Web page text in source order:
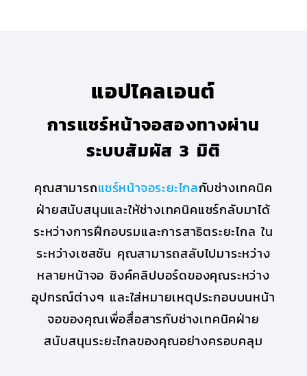
แอปไคลเอนต์
การแชร์หน้าจอสองทางผ่าน
ระบบสัมผัส 3 มิติ
คุณสามารถแชร์หน้าจอระยะไกลกับช่างเทคนิค
ฝ่ายสนับสนุนและให้ช่างเทคนิคแชร์กลับมาได้
ระหว่างการฝึกอบรมและการสาธิตระยะไกล ใน
ระหว่างเซสชัน คุณสามารถสลับไปมาระหว่าง
หลายหน้าจอ ซิงค์คลิปบอร์ดของคุณระหว่าง
อุปกรณ์ต่างๆ และใส่หมายเหตุประกอบบนหน้า
จอของคุณเพื่อสื่อสารกับช่างเทคนิคฝ่าย
สนับสนุนระยะไกลของคุณอย่างครอบคลุม